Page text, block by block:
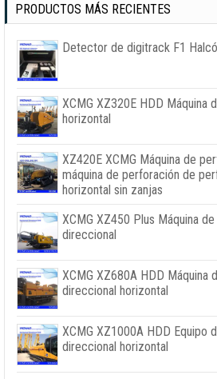
PRODUCTOS MÁS RECIENTES
Detector de digitrack F1
XCMG XZ320E HDD Máquina
horizontal
XZ420E XCMG Máquina de
máquina de perforación de
horizontal sin zanjas
XCMG XZ450 Plus Máquina
direccional
XCMG XZ680A HDD Máquina
direccional horizontal
XCMG XZ1000A HDD Equipo
direccional horizontal